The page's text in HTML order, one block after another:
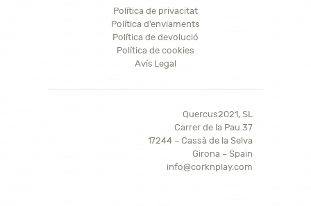
Política de privacitat
Política d'enviaments
Política de devolució
Política de cookies
Avís Legal
Quercus2021, SL
Carrer de la Pau 37
17244 – Cassà de la Selva
Girona – Spain
info@corknplay.com